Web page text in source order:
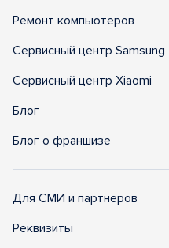
Ремонт компьютеров
Сервисный центр Samsung
Сервисный центр Xiaomi
Блог
Блог о франшизе
Для СМИ и партнеров
Реквизиты